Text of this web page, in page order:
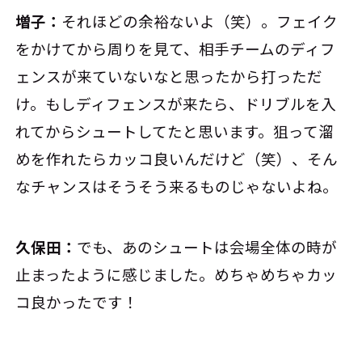
増子： それほどの余裕ないよ（笑）。フェイク
をかけてから周りを見て、相手チームのディフ
ェンスが来ていないなと思ったから打っただ
け。もしディフェンスが来たら、ドリブルを入
れてからシュートしてたと思います。狙って溜
めを作れたらカッコ良いんだけど（笑）、そん
なチャンスはそうそう来るものじゃないよね。
久保田： でも、あのシュートは会場全体の時が
止まったように感じました。めちゃめちゃカッ
コ良かったです！